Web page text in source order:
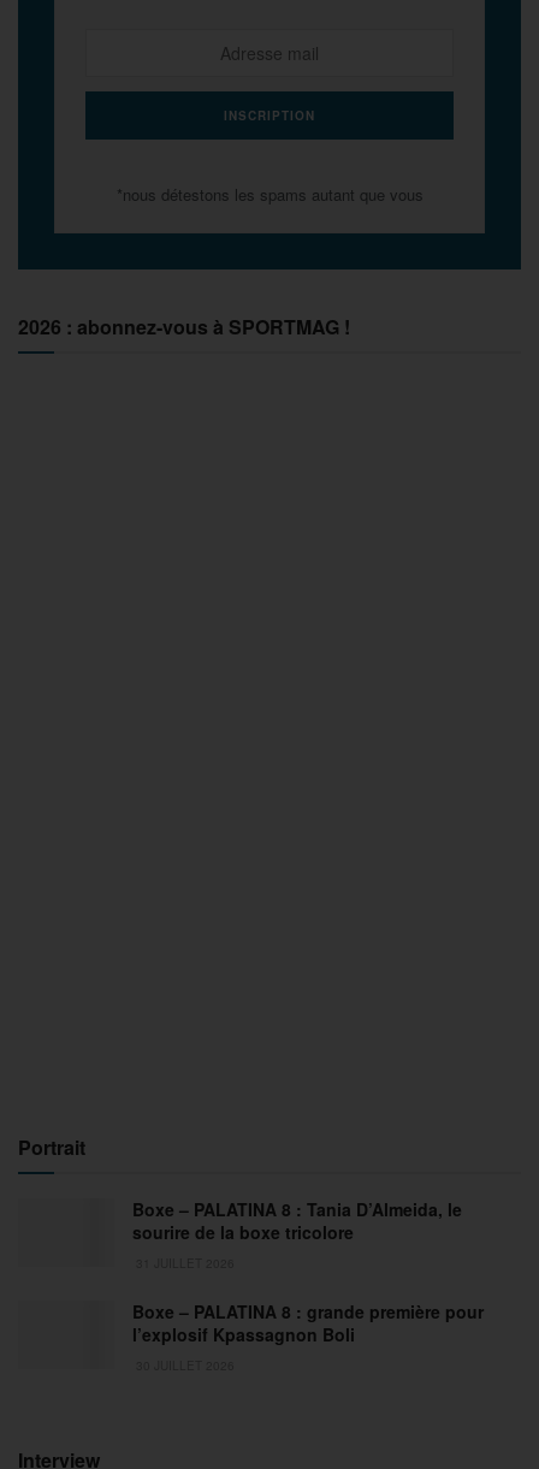
*nous détestons les spams autant que vous
2026 : abonnez-vous à SPORTMAG !
Portrait
Boxe – PALATINA 8 : Tania D’Almeida, le
sourire de la boxe tricolore
Boxe – PALATINA 8 : grande première pour
l’explosif Kpassagnon Boli
Interview